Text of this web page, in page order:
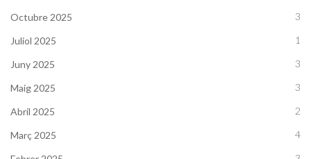
Octubre 2025 3
Juliol 2025 1
Juny 2025 3
Maig 2025 3
Abril 2025 2
Març 2025 4